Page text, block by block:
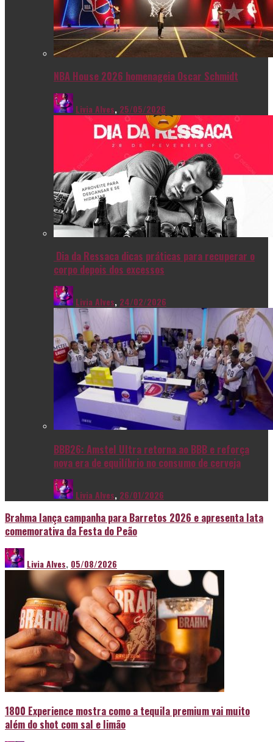
NBA House 2026 homenageia Oscar Schmidt
Livia Alves, 25/05/2026
Dia da Ressaca dicas práticas para recuperar o
corpo depois dos excessos
Livia Alves, 24/02/2026
BBB26: Amstel Ultra retorna ao BBB e reforça
nova era de equilíbrio no consumo de cerveja
Livia Alves, 26/01/2026
Brahma lança campanha para Barretos 2026 e apresenta lata
comemorativa da Festa do Peão
Livia Alves, 05/08/2026
1800 Experience mostra como a tequila premium vai muito
além do shot com sal e limão